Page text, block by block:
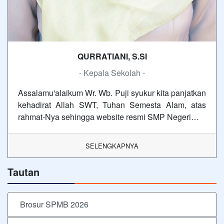
QURRATIANI, S.SI
- Kepala Sekolah -
Assalamu'alaikum Wr. Wb. Puji syukur kita panjatkan
kehadirat Allah SWT, Tuhan Semesta Alam, atas
rahmat-Nya sehingga website resmi SMP Negeri…
SELENGKAPNYA
Tautan
Brosur SPMB 2026